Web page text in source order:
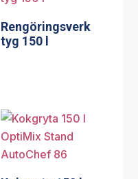
Rengöringsverk
tyg 150 l